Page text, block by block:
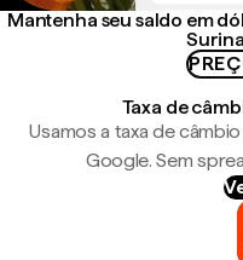
Mantenha seu saldo em
Taxa de
Usamos a taxa de
Google. Sem